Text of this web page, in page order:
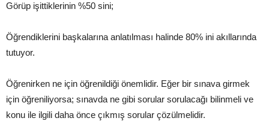
Görüp işittiklerinin %50 sini;
Öğrendiklerini başkalarına anlatılması halinde 80% ini akıllarında
tutuyor.
Öğrenirken ne için öğrenildiği önemlidir. Eğer bir sınava girmek
için öğreniliyorsa; sınavda ne gibi sorular sorulacağı bilinmeli ve
konu ile ilgili daha önce çıkmış sorular çözülmelidir.